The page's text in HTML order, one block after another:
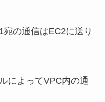
の通信はEC2に送り
によってVPC内の通